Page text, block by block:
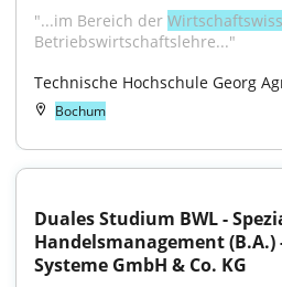
"...im Bereich der
Betriebs­wirtschafts­lehre..."
Technische Hochschule Georg
Bochum
Duales Studium BWL -
Handelsmanagement (B.A.)
Systeme GmbH & Co. KG